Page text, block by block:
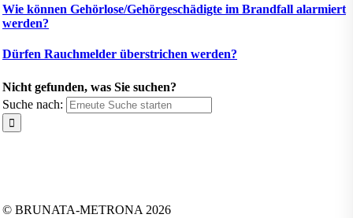
Wie können Gehörlose/Gehörgeschädigte im Brandfall alarmiert
werden?
Dürfen Rauchmelder überstrichen werden?
Nicht gefunden, was Sie suchen?
Suche nach:
© BRUNATA-METRONA 2026